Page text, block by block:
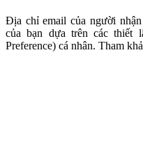
Địa chỉ email của người
của bạn dựa trên các thiết
Preference) cá nhân. Tham